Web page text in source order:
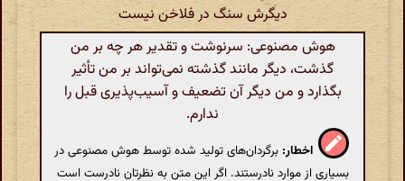
دیگرش سنگ در فلاخن نیست
هوش مصنوعی: سرنوشت و تقدیر هر چه بر من
گذشت، دیگر مانند گذشته نمی‌تواند بر من تأثیر
بگذارد و من دیگر آن تضعیف و آسیب‌پذیری قبل را
ندارم.
اخطار: برگردان‌های تولید شده توسط هوش مصنوعی در
بسیاری از موارد نادرستند. اگر این متن به نظرتان نادرست است